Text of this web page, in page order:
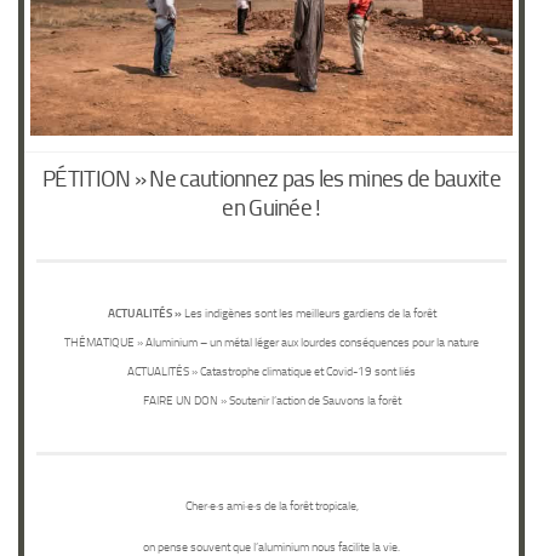
PÉTITION » Ne cautionnez pas les mines de bauxite
en Guinée !
ACTUALITÉS »Les indigènes sont les meilleurs gardiens de la forêt
THÉMATIQUE » Aluminium – un métal léger aux lourdes conséquences pour la nature
ACTUALITÉS» Catastrophe climatique et Covid-19 sont liés
FAIRE UN DON » Soutenir l’action de Sauvons la forêt
Cher·e·s ami·e·s de la forêt tropicale,
on pense souvent que l’aluminium nous facilite la vie.